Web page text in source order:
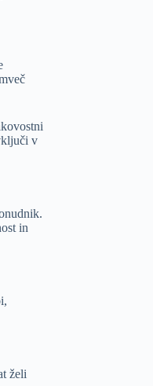
v
in
želi